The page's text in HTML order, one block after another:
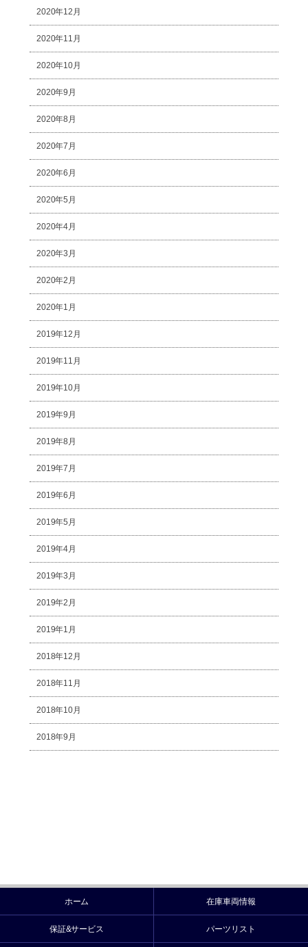
2020年12月
2020年11月
2020年10月
2020年9月
2020年8月
2020年7月
2020年6月
2020年5月
2020年4月
2020年3月
2020年2月
2020年1月
2019年12月
2019年11月
2019年10月
2019年9月
2019年8月
2019年7月
2019年6月
2019年5月
2019年4月
2019年3月
2019年2月
2019年1月
2018年12月
2018年11月
2018年10月
2018年9月
ホーム 在庫車両情報
保証&サービス パーツリスト